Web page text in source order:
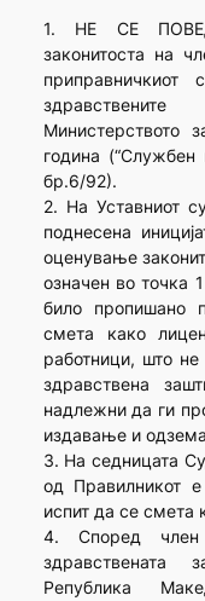
1. НЕ СЕ
законитоста на
Министерството
година (“Службен
бр.6/92).
2. На Уставниот
поднесена
оценување
означен во точка
било пропишано
смета како
работници, што не
здравствена
надлежни да ги
издавање и
3. На седницата
од Правилникот
испит да се смета
4. Според
здравствената
Република